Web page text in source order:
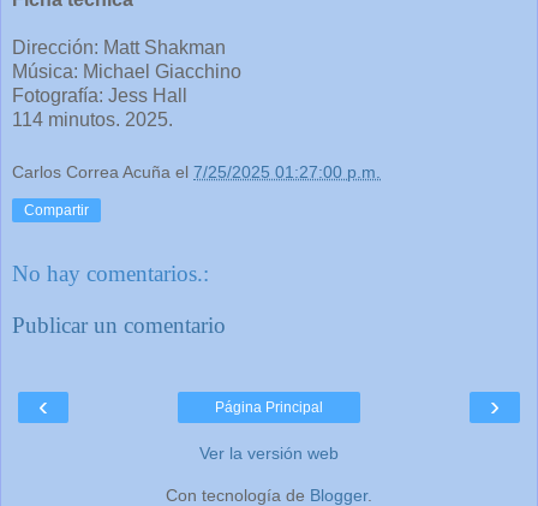
Dirección: Matt Shakman
Música: Michael Giacchino
Fotografía: Jess Hall
114 minutos. 2025.
Carlos Correa Acuña el 7/25/2025 01:27:00 p.m.
Compartir
No hay comentarios.:
Publicar un comentario
‹ ›
Página Principal
Ver la versión web
Con tecnología de Blogger.